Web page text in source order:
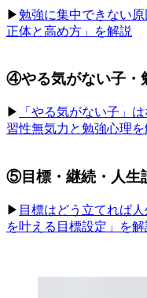
▶︎勉強に集中できない
正体と高め方」を解説
④やる気がない子・
▶︎
「やる気がない子」
習性無気力と勉強心理を
⑤目標・継続・人生
▶︎ 目標はどう立てれば
を叶える目標設定」を解